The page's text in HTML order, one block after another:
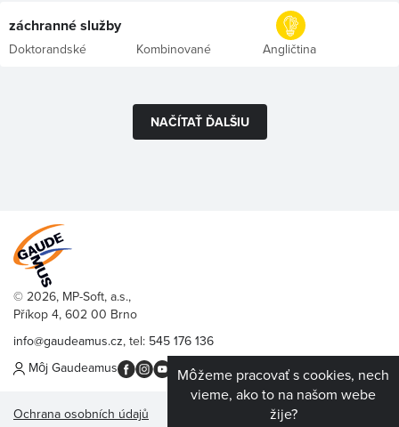
Môžeme pracovať s cookies, nech
vieme, ako to na našom webe
žije?
záchranné služby
Doktorandské Kombinované Angličtina
NAČÍTAŤ ĎALŠIU
© 2026, MP-Soft, a.s.,
Příkop 4, 602 00 Brno
info@gaudeamus.cz, tel: 545 176 136
Môj Gaudeamus
Ochrana osobních údajů